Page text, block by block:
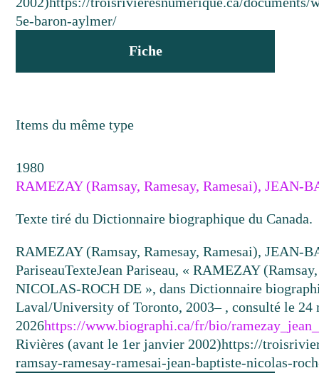
5e-baron-aylmer/
Fiche
Items du même type
1980
RAMEZAY (Ramsay, Ramesay, Ramesai), JEAN-
Texte tiré du Dictionnaire biographique du Canada.
RAMEZAY (Ramsay, Ramesay, Ramesai), JEAN-
PariseauTexteJean Pariseau, « RAMEZAY
NICOLAS-ROCH DE », dans Dictionnaire
Laval/University of Toronto, 2003– , consulté le 24
2026https://www.biographi.ca/fr/bio/
Rivières (avant le 1er janvier 2002)https://
ramsay-ramesay-ramesai-jean-baptiste-nicolas-